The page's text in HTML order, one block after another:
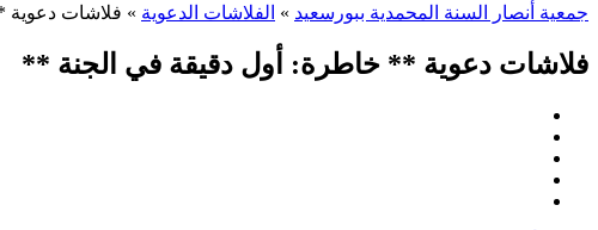
جمعية أنصار السنة المحمدية ببورسعيد » الفلاشات الدعوية » فلاشات دعوية
فلاشات دعوية ** خاطرة: أول دقيقة في الجنة **